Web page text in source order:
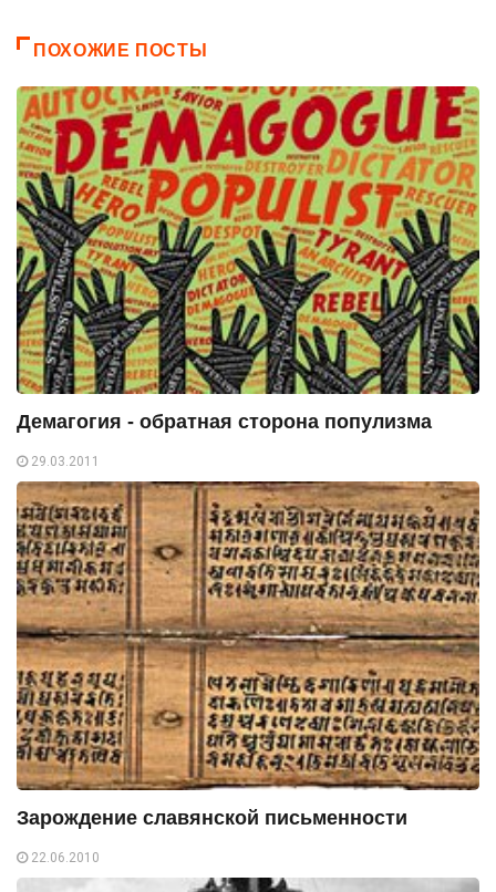
ПОХОЖИЕ ПОСТЫ
Демагогия - обратная сторона популизма
29.03.2011
Зарождение славянской письменности
22.06.2010